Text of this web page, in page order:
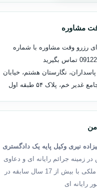
مشاوره
رزرو وقت مشاوره با شماره
تماس بگیرید
نگارستان هشتم، خیابان
خم، پلاک ۵۴ طبقه اول
من
نیری وکیل پایه یک دادگستری
زمینه جرائم رایانه ای و دعاوی
بانکی و ملکی با بیش از 17 سال سابقه در
رایانه ای